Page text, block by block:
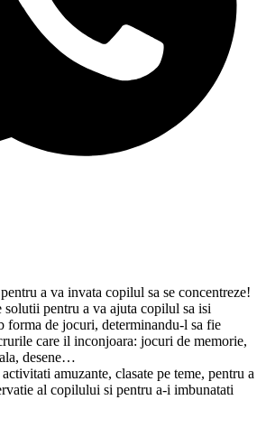
a va invata copilul sa se concentreze!
solutii pentru a va ajuta copilul sa isi
forma de jocuri, determinandu-l sa fie
care il inconjoara: jocuri de memorie,
desene…
amuzante, clasate pe teme, pentru a
al copilului si pentru a-i imbunatati